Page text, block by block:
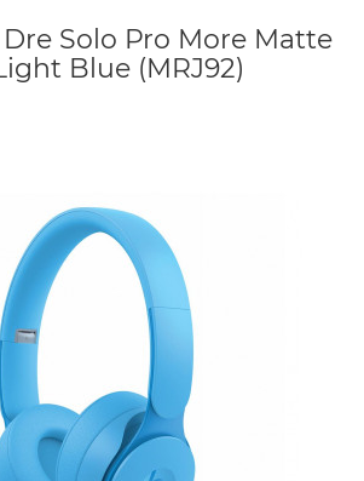
Solo Pro More Matte
Blue (MRJ92)